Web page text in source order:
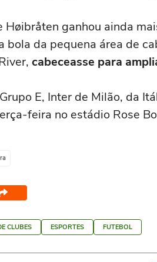
Høibråten ganhou ainda
bola da pequena área de
cabeceasse para
E, Inter de Milão, da
feira no estádio Rose
CLUBES ESPORTES FUTEBOL